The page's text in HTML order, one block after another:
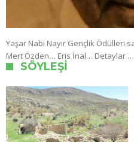
Yaşar Nabi Nayır Gençlik Ödülleri
Mert Özden… Eris İnal… Detaylar …
SÖYLEŞI